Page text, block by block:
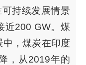
持续发展情景
近200 GW。煤
，煤炭在印度
，从2019年的